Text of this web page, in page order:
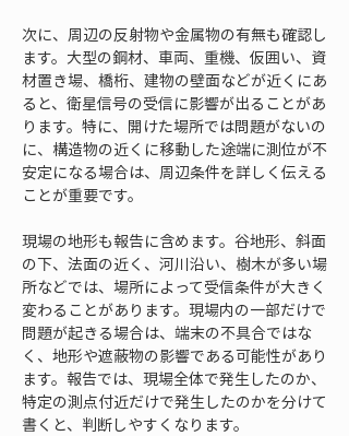
次に、周辺の反射物や金属物の有無も確認し
ます。大型の鋼材、車両、重機、仮囲い、資
材置き場、橋桁、建物の壁面などが近くにあ
ると、衛星信号の受信に影響が出ることがあ
ります。特に、開けた場所では問題がないの
に、構造物の近くに移動した途端に測位が不
安定になる場合は、周辺条件を詳しく伝える
ことが重要です。
現場の地形も報告に含めます。谷地形、斜面
の下、法面の近く、河川沿い、樹木が多い場
所などでは、場所によって受信条件が大きく
変わることがあります。現場内の一部だけで
問題が起きる場合は、端末の不具合ではな
く、地形や遮蔽物の影響である可能性があり
ます。報告では、現場全体で発生したのか、
特定の測点付近だけで発生したのかを分けて
書くと、判断しやすくなります。